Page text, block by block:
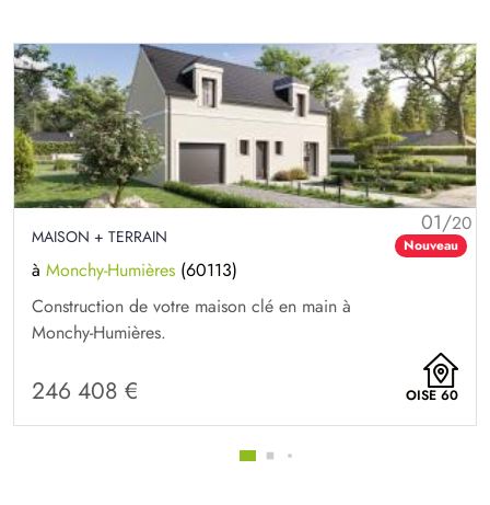
01/20
Nouveau
MAISON + TERRAIN
à Monchy-Humières (60113)
Construction de votre maison clé en main à
Monchy-Humières.
246 408 € OISE 60